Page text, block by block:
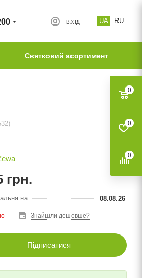
UA RU
ВХІД
Святковий асортимент
грн.
на 08.08.26
Знайшли дешевше?
Підписатися
0
0
0